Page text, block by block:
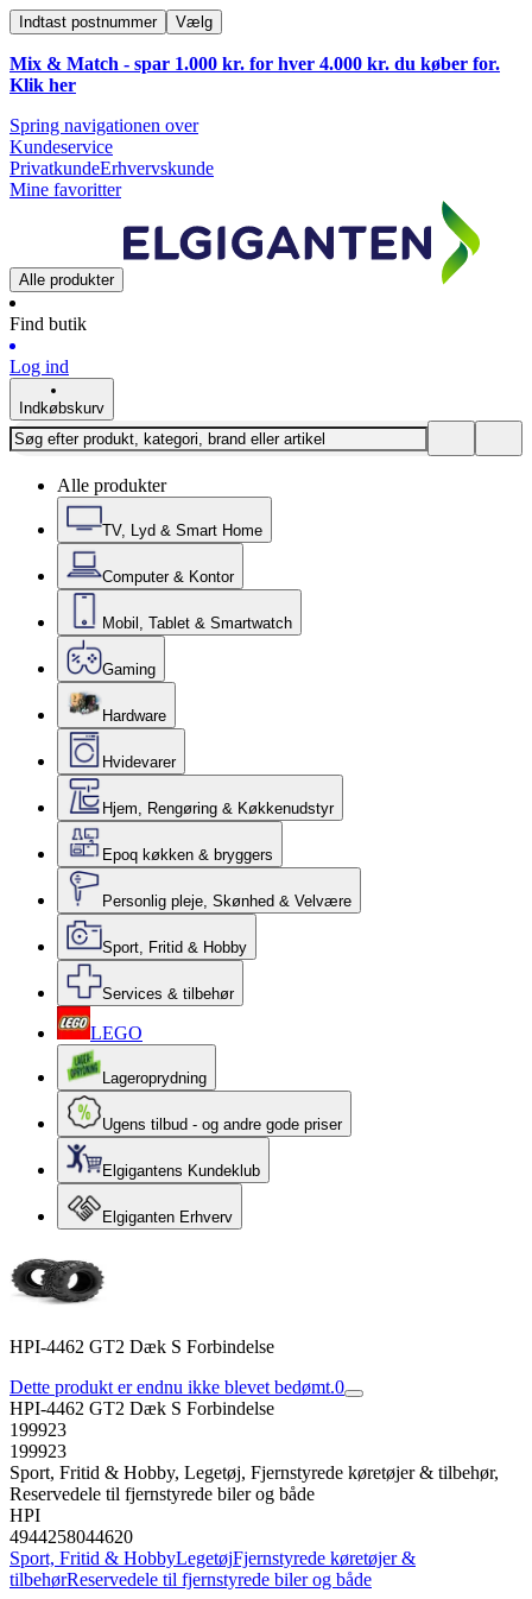
Indtast postnummer Vælg
Mix & Match - spar 1.000 kr. for hver 4.000 kr. du køber for.
Klik her
Spring navigationen over
Kundeservice
PrivatkundeErhvervskunde
Mine favoritter
Alle produkter
Find butik
Log ind
Indkøbskurv
Alle produkter
TV, Lyd & Smart Home
Computer & Kontor
Mobil, Tablet & Smartwatch
Gaming
Hardware
Hvidevarer
Hjem, Rengøring & Køkkenudstyr
Epoq køkken & bryggers
Personlig pleje, Skønhed & Velvære
Sport, Fritid & Hobby
Services & tilbehør
LEGO
Lageroprydning
Ugens tilbud - og andre gode priser
Elgigantens Kundeklub
Elgiganten Erhverv
HPI-4462 GT2 Dæk S Forbindelse
Dette produkt er endnu ikke blevet bedømt.0
HPI-4462 GT2 Dæk S Forbindelse
199923
199923
Sport, Fritid & Hobby, Legetøj, Fjernstyrede køretøjer & tilbehør,
Reservedele til fjernstyrede biler og både
HPI
4944258044620
Sport, Fritid & HobbyLegetøjFjernstyrede køretøjer &
tilbehørReservedele til fjernstyrede biler og både